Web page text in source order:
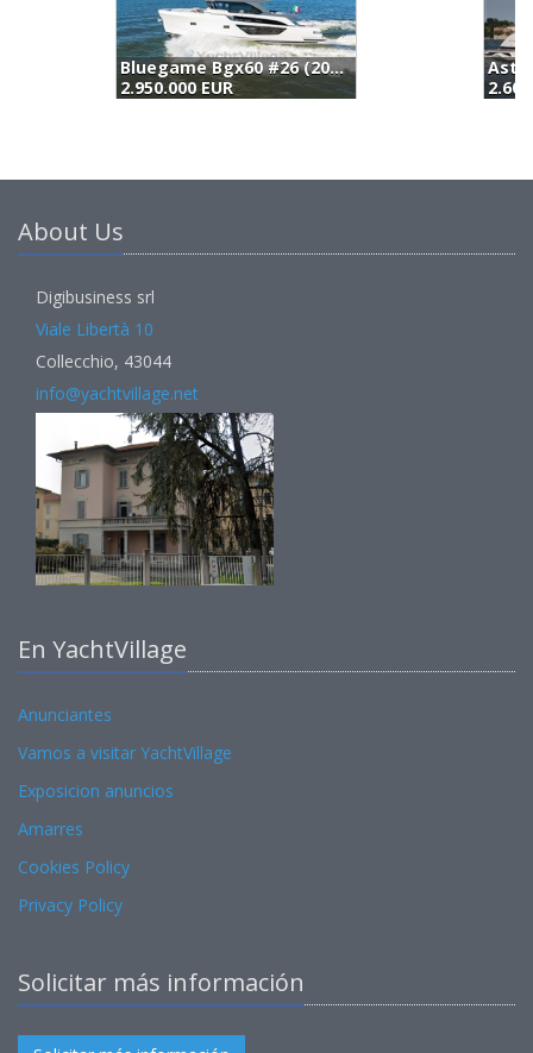
Astondoa 677 Coupè (2025)
2.600.000 EUR
About Us
Digibusiness srl
Viale Libertà 10
Collecchio, 43044
info@yachtvillage.net
En YachtVillage
Anunciantes
Vamos a visitar YachtVillage
Exposicion anuncios
Amarres
Cookies Policy
Privacy Policy
Solicitar más información